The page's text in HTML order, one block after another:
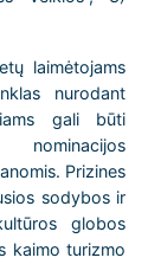
laimėtojams
nurodant
gali būti
nominacijos
Prizines
sodybos ir
globos
kaimo turizmo